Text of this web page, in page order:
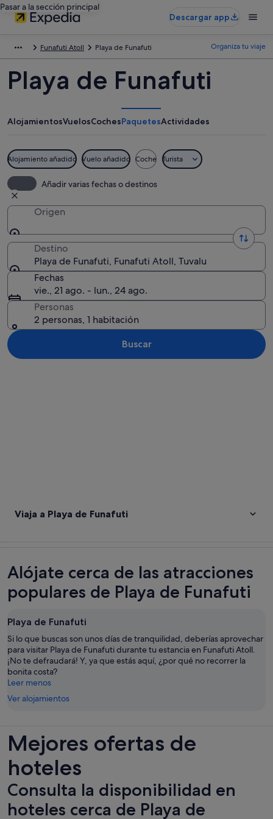
Pasar a la sección principal
Descargar app
Funafuti Atoll Playa de Funafuti Organiza tu viaje
Playa de Funafuti
AlojamientosVuelosCochesPaquetesActividades
Alojamiento añadido Vuelo añadido Coche Turista
Añadir varias fechas o destinos
Origen
Destino
Playa de Funafuti, Funafuti Atoll, Tuvalu
Fechas
vie., 21 ago. - lun., 24 ago.
Personas
2 personas, 1 habitación
Buscar
Viaja a Playa de Funafuti
Alójate cerca de las atracciones
populares de Playa de Funafuti
Playa de Funafuti
Si lo que buscas son unos días de tranquilidad, deberías aprovechar
para visitar Playa de Funafuti durante tu estancia en Funafuti Atoll.
¡No te defraudará! Y, ya que estás aquí, ¿por qué no recorrer la
bonita costa?
Leer menos
Ver alojamientos
Mejores ofertas de
hoteles
Consulta la disponibilidad en
hoteles cerca de Playa de